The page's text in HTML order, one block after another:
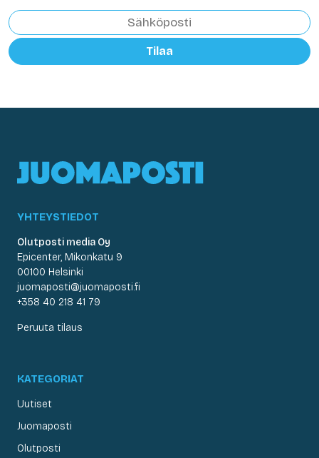
Tilaa
YHTEYSTIEDOT
Olutposti media Oy
Epicenter, Mikonkatu 9
00100 Helsinki
juomaposti@juomaposti.fi
+358 40 218 41 79
Peruuta tilaus
KATEGORIAT
Uutiset
Juomaposti
Olutposti